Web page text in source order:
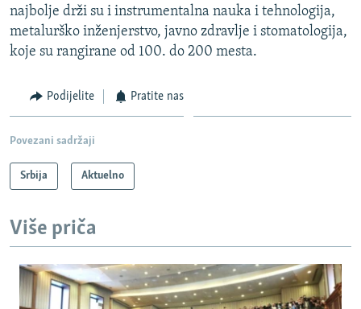
najbolje drži su i instrumentalna nauka i tehnologija,
metalurško inženjerstvo, javno zdravlje i stomatologija,
koje su rangirane od 100. do 200 mesta.
Podijelite Pratite nas
Povezani sadržaji
Srbija Aktuelno
Više priča